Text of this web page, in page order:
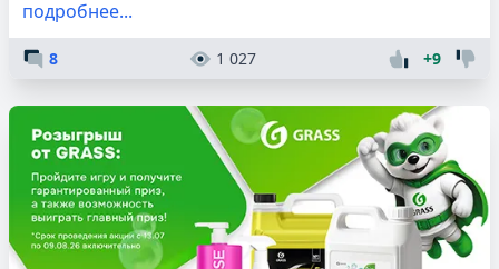
подробнее...
8 1 027 +9